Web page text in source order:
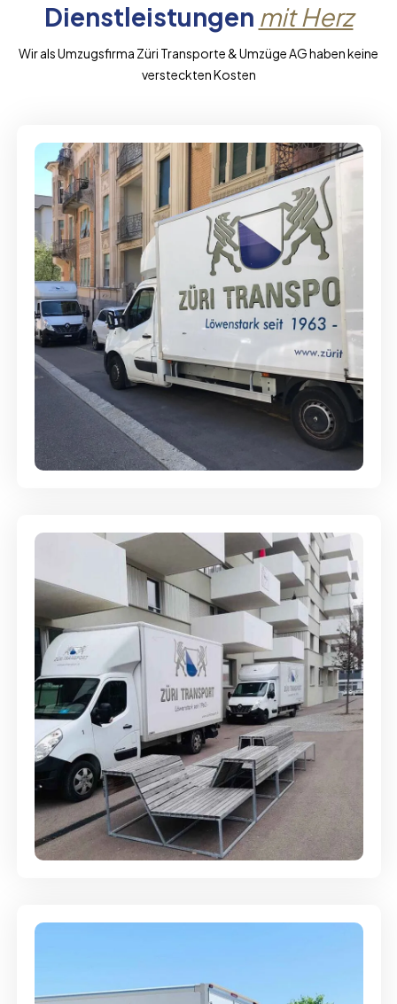
Dienstleistungen mit Herz
Wir als Umzugsfirma Züri Transporte & Umzüge AG haben keine
versteckten Kosten
Full-Service - Für Privatumzüge
Umzugsreinigung - mit
Abgabegarantie